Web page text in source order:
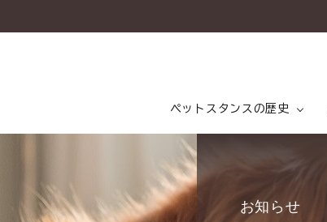
ペットスタンスの歴史
ペットスタンス開発秘話
コンセプト
お知らせ